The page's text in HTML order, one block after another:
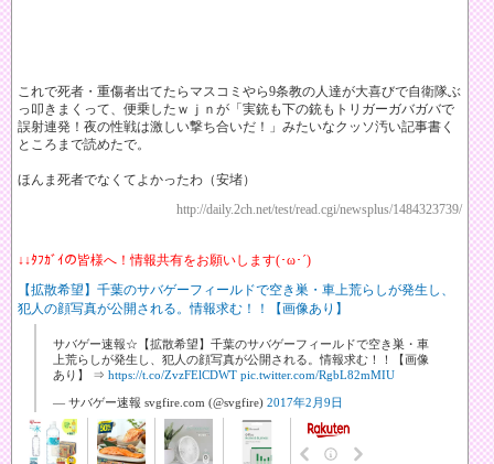
これで死者・重傷者出てたらマスコミやら9条教の人達が大喜びで自衛隊ぶ
っ叩きまくって、便乗したｗｊｎが「実銃も下の銃もトリガーガバガバで
誤射連発！夜の性戦は激しい撃ち合いだ！」みたいなクッソ汚い記事書く
ところまで読めたで。
ほんま死者でなくてよかったわ（安堵）
http://daily.2ch.net/test/read.cgi/newsplus/1484323739/
↓↓ﾀﾌｶﾞｲの皆様へ！情報共有をお願いします(･ω･´)
【拡散希望】千葉のサバゲーフィールドで空き巣・車上荒らしが発生し、
犯人の顔写真が公開される。情報求む！！【画像あり】
サバゲー速報☆【拡散希望】千葉のサバゲーフィールドで空き巣・車
上荒らしが発生し、犯人の顔写真が公開される。情報求む！！【画像
あり】 ⇒ https://t.co/ZvzFElCDWT pic.twitter.com/RgbL82mMIU
— サバゲー速報 svgfire.com (@svgfire) 2017年2月9日